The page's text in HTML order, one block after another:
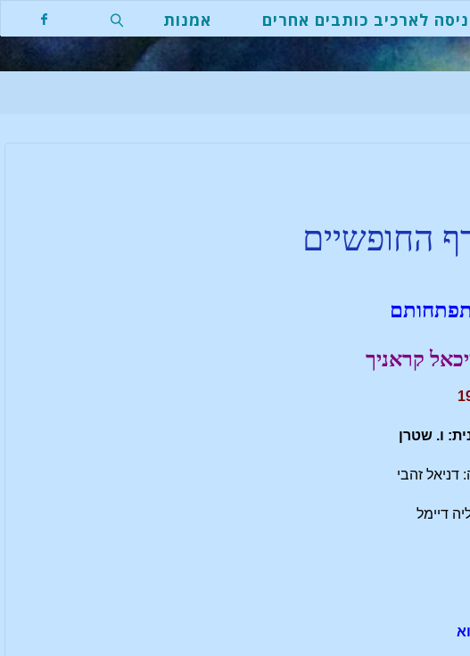
לארכיב כותבים אחרים אמנות
החופשיים
קראניך
ו. שטרן
דניאל זהבי
דיימל